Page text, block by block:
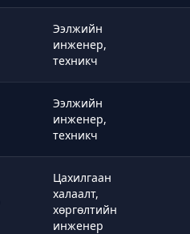
Ээлжийн
инженер,
техникч
Ээлжийн
инженер,
техникч
Цахилгаан
халаалт,
хөргөлтийн
инженер